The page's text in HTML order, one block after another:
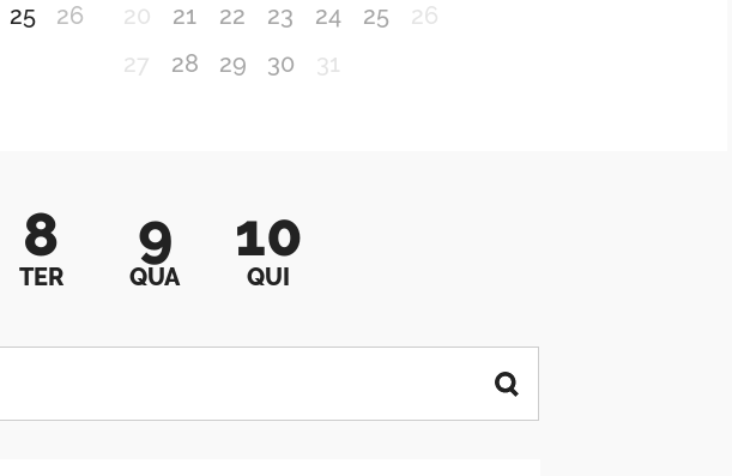
25
26
20
21 22 23 24 25
26
27
28 29 30 31
8
TER
9
QUA
10
QUI